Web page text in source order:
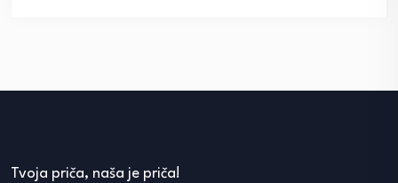
Tvoja priča, naša je priča!